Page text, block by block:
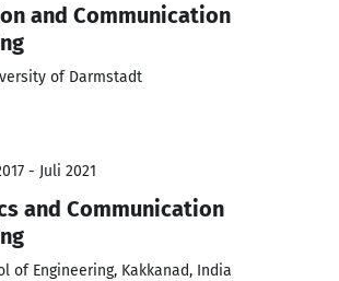
and Communication
of Darmstadt
- Juli 2021
and Communication
of Engineering, Kakkanad, India